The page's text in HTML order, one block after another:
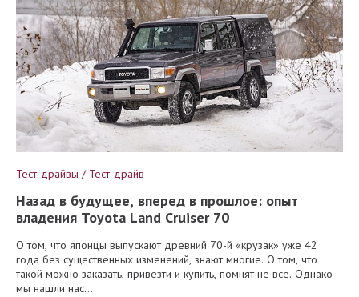
Тест-драйвы / Тест-драйв
Назад в будущее, вперед в прошлое: опыт
владения Toyota Land Cruiser 70
О том, что японцы выпускают древний 70-й «крузак» уже 42
года без существенных изменений, знают многие. О том, что
такой можно заказать, привезти и купить, помнят не все. Однако
мы нашли нас...